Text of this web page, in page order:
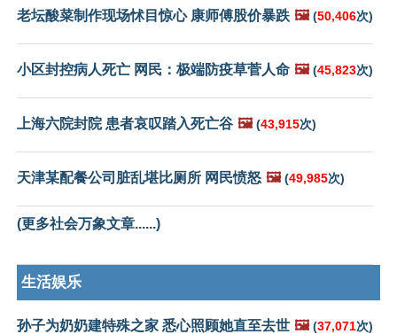
老坛酸菜制作现场怵目惊心 康师傅股价暴跌 🖼️ (50,406次)
小区封控病人死亡 网民：极端防疫草菅人命 🖼️ (45,823次)
上海六院封院 患者哀叹踏入死亡谷 🖼️ (43,915次)
天津某配餐公司脏乱堪比厕所 网民愤怒 🖼️ (49,985次)
(更多社会万象文章......)
生活娱乐
孙子为奶奶建特殊之家 悉心照顾她直至去世 🖼️ (37,071次)